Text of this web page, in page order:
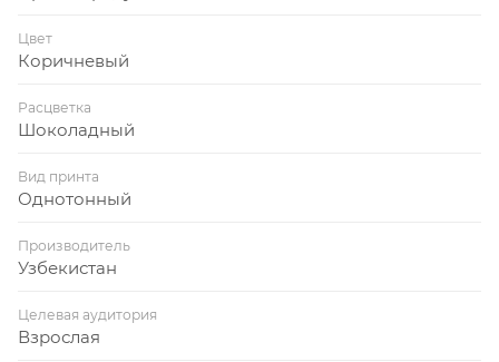
Цвет
Коричневый
Расцветка
Шоколадный
Вид принта
Однотонный
Производитель
Узбекистан
Целевая аудитория
Взрослая